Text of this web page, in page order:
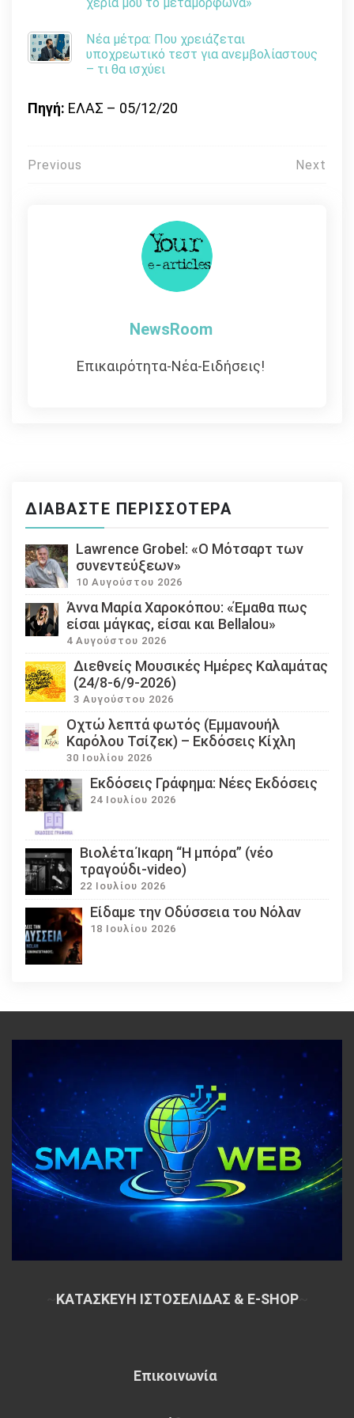
χέρια μου το μεταμόρφωνα»
Νέα μέτρα: Που χρειάζεται
υποχρεωτικό τεστ για ανεμβολίαστους
– τι θα ισχύει
Πηγή: ΕΛΑΣ – 05/12/20
Πλοήγηση
Previous Next
NewsRoom
Επικαιρότητα-Νέα-Ειδήσεις!
ΔΙΑΒΆΣΤΕ ΠΕΡΙΣΣΌΤΕΡΑ
Lawrence Grobel: «Ο Μότσαρτ των
συνεντεύξεων»
10 Αυγούστου 2026
Άννα Μαρία Χαροκόπου: «Έμαθα πως
είσαι μάγκας, είσαι και Bellalou»
4 Αυγούστου 2026
Διεθνείς Μουσικές Ημέρες Καλαμάτας
(24/8-6/9-2026)
3 Αυγούστου 2026
Οχτώ λεπτά φωτός (Εμμανουήλ
Καρόλου Τσίζεκ) – Εκδόσεις Κίχλη
30 Ιουλίου 2026
Εκδόσεις Γράφημα: Νέες Εκδόσεις
24 Ιουλίου 2026
Βιολέτα Ίκαρη “Η μπόρα” (νέο
τραγούδι-video)
22 Ιουλίου 2026
Eίδαμε την Οδύσσεια του Νόλαν
18 Ιουλίου 2026
ΚΑΤΑΣΚΕΥΗ ΙΣΤΟΣΕΛΙΔΑΣ & E-SHOP~
Επικοινωνία